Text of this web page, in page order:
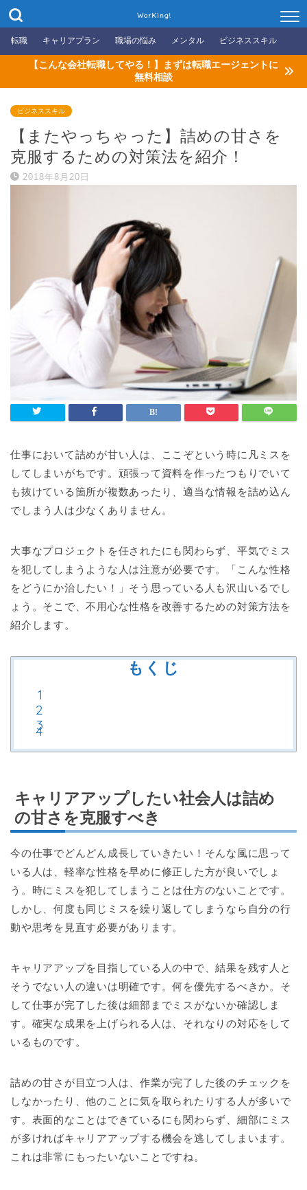
WorKing!
転職 キャリアプラン 職場の悩み メンタル ビジネススキル
【こんな会社転職してやる！】まずは転職エージェントに
無料相談
ビジネススキル
【またやっちゃった】詰めの甘さを
克服するための対策法を紹介！
2018年8月20日
仕事において詰めが甘い人は、ここぞという時に凡ミスを
してしまいがちです。頑張って資料を作ったつもりでいて
も抜けている箇所が複数あったり、適当な情報を詰め込ん
でしまう人は少なくありません。
大事なプロジェクトを任されたにも関わらず、平気でミス
を犯してしまうような人は注意が必要です。「こんな性格
をどうにか治したい！」そう思っている人も沢山いるでし
ょう。そこで、不用心な性格を改善するための対策方法を
紹介します。
もくじ
キャリアアップしたい社会人は詰め
の甘さを克服すべき
今の仕事でどんどん成長していきたい！そんな風に思って
いる人は、軽率な性格を早めに修正した方が良いでしょ
う。時にミスを犯してしまうことは仕方のないことです。
しかし、何度も同じミスを繰り返してしまうなら自分の行
動や思考を見直す必要があります。
キャリアアップを目指している人の中で、結果を残す人と
そうでない人の違いは明確です。何を優先するべきか。そ
して仕事が完了した後は細部までミスがないか確認しま
す。確実な成果を上げられる人は、それなりの対応をして
いるものです。
詰めの甘さが目立つ人は、作業が完了した後のチェックを
しなかったり、他のことに気を取られたりする人が多いで
す。表面的なことはできているにも関わらず、細部にミス
が多ければキャリアアップする機会を逃してしまいます。
これは非常にもったいないことですね。